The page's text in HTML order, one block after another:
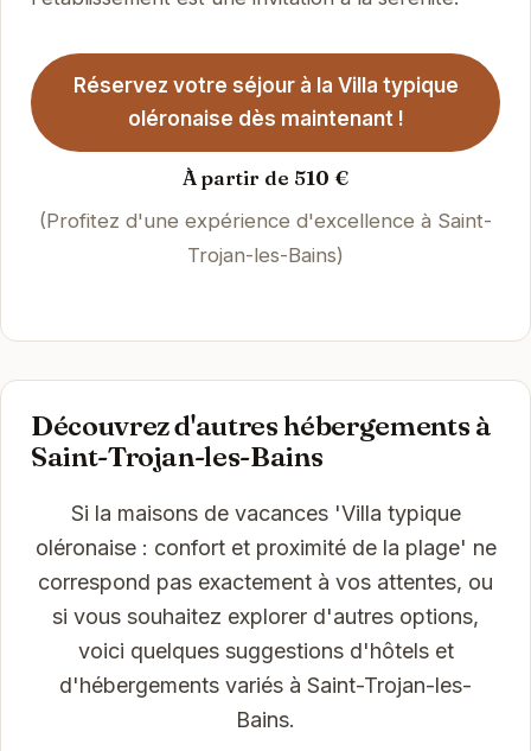
Réservez votre séjour à la Villa typique
oléronaise dès maintenant !
À partir de 510 €
(Profitez d'une expérience d'excellence à Saint-
Trojan-les-Bains)
Découvrez d'autres hébergements à
Saint-Trojan-les-Bains
Si la maisons de vacances 'Villa typique
oléronaise : confort et proximité de la plage' ne
correspond pas exactement à vos attentes, ou
si vous souhaitez explorer d'autres options,
voici quelques suggestions d'hôtels et
d'hébergements variés à Saint-Trojan-les-
Bains.